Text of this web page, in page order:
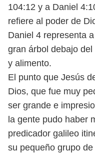
104:12 y a Daniel
refiere al poder de
Daniel 4 representa
gran árbol debajo del
y alimento.
El punto que Jesús
Dios, que fue muy
ser grande e
la gente pudo haber
predicador galileo
su pequeño grupo